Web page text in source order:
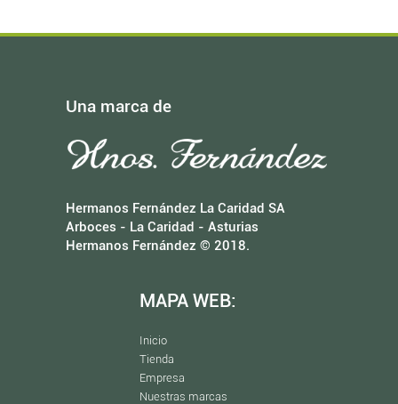
Una marca de
Hermanos Fernández La Caridad SA
Arboces - La Caridad - Asturias
Hermanos Fernández © 2018.
MAPA WEB:
Inicio
Tienda
Empresa
Nuestras marcas